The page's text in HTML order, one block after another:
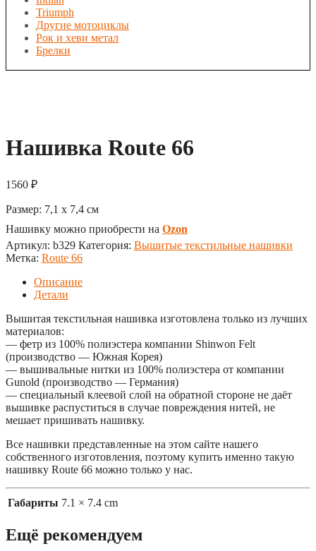
Triumph
Другие мотоциклы
Рок и хеви метал
Брелки
Нашивка Route 66
1560 ₽
Размер: 7,1 x 7,4 см
Нашивку можно приобрести на Ozon
Артикул: b329 Категория: Вышитые текстильные нашивки
Метка: Route 66
Описание
Детали
Вышитая текстильная нашивка изготовлена только из лучших
материалов:
— фетр из 100% полиэстера компании Shinwon Felt
(производство — Южная Корея)
— вышивальные нитки из 100% полиэстера от компании
Gunold (производство — Германия)
— специальный клеевой слой на обратной стороне не даёт
вышивке распуститься в случае повреждения нитей, не
мешает пришивать нашивку.
Все нашивки представленные на этом сайте нашего
собственного изготовления, поэтому купить именно такую
нашивку Route 66 можно только у нас.
Габариты 7.1 × 7.4 cm
Ещё рекомендуем